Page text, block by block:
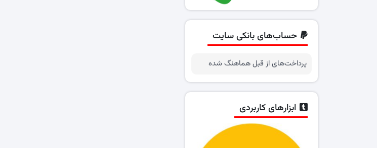
حساب‌های بانکی سایت
پرداخت‌های از قبل هماهنگ شده
ابزارهای کاربردی